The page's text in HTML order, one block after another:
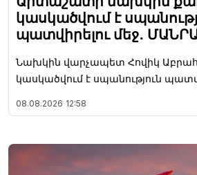
կասկածվում է
պատվիրելու մեջ․
Նախկին վարչապետ Հովիկ
կասկածվում է սպանություն
08.08.2026 12:58